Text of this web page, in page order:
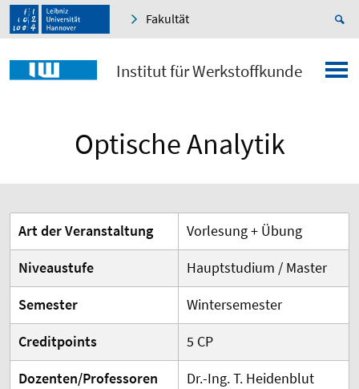
Fakultät
Institut für Werkstoffkunde
Optische Analytik
Art der Veranstaltung
Vorlesung + Übung
Niveaustufe
Hauptstudium / Master
Semester
Wintersemester
Creditpoints
5 CP
Dozenten/Professoren
Dr.-Ing. T. Heidenblut